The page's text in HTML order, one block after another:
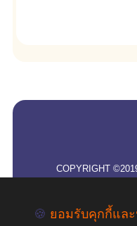
COPYRIGHT
🍪 ยอมรับคุกกี้แล